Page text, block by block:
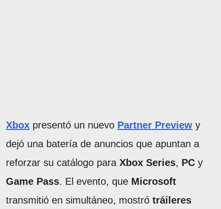
Xbox presentó un nuevo Partner Preview y
dejó una batería de anuncios que apuntan a
reforzar su catálogo para Xbox Series, PC y
Game Pass. El evento, que Microsoft
transmitió en simultáneo, mostró tráileres